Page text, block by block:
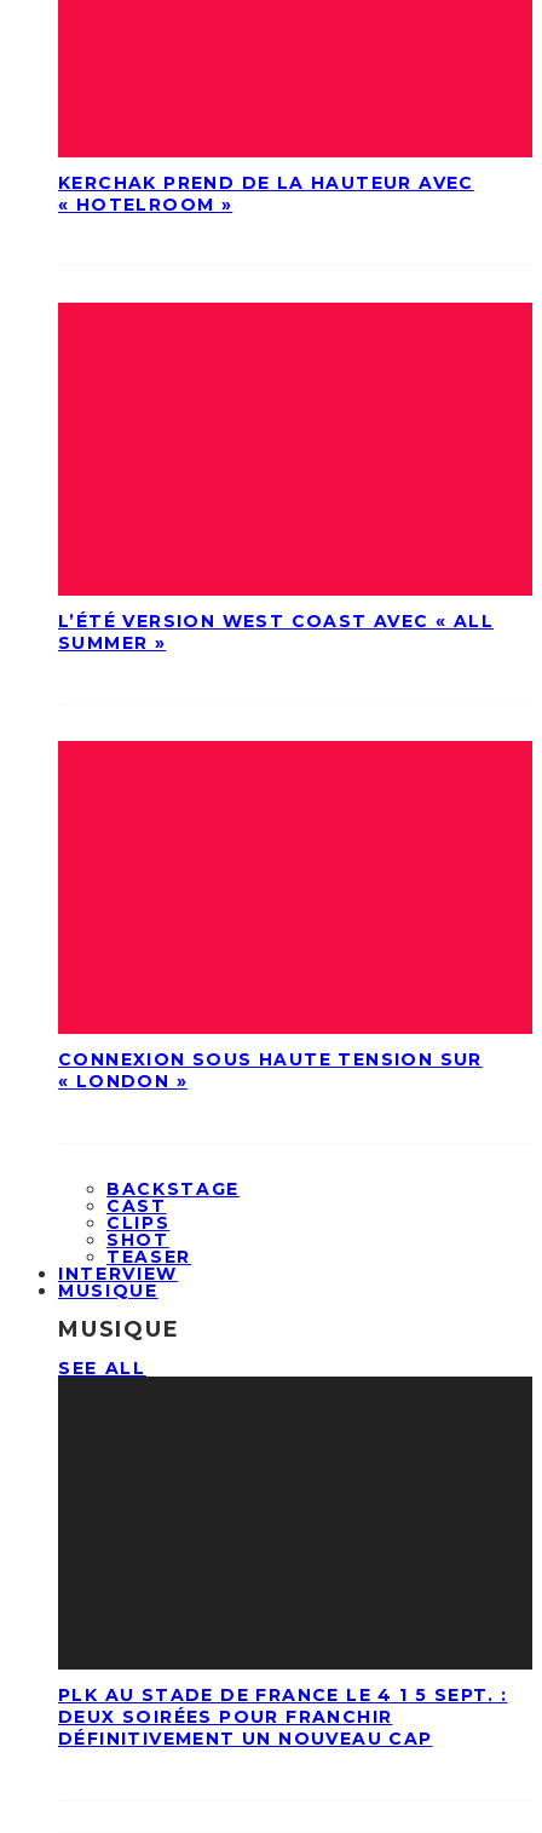
KERCHAK PREND DE LA HAUTEUR AVEC
« HOTELROOM »
L’ÉTÉ VERSION WEST COAST AVEC « ALL
SUMMER »
CONNEXION SOUS HAUTE TENSION SUR
« LONDON »
BACKSTAGE
CAST
CLIPS
SHOT
TEASER
INTERVIEW
MUSIQUE
MUSIQUE
SEE ALL
PLK AU STADE DE FRANCE LE 4 1 5 SEPT. :
DEUX SOIRÉES POUR FRANCHIR
DÉFINITIVEMENT UN NOUVEAU CAP